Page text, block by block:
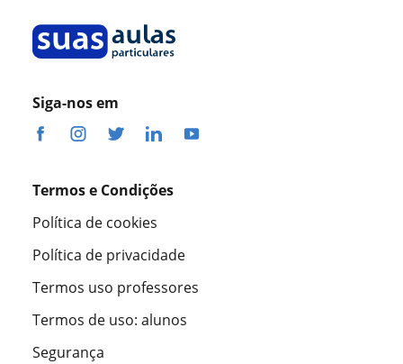
Siga-nos em
Termos e Condições
Política de cookies
Política de privacidade
Termos uso professores
Termos de uso: alunos
Segurança